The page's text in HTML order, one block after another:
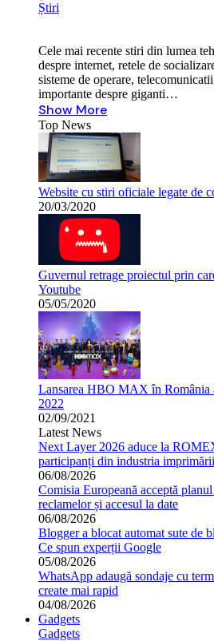
Știri
Cele mai recente stiri din lumea
despre internet, retele de
sisteme de operare,
importante despre giganti…
Show More
Top News
Website cu stiri oficiale legate de
20/03/2020
Guvernul retrage proiectul prin
Youtube
05/05/2020
Lansarea HBO MAX în România
2022
02/09/2021
Latest News
Next Layer 2026 aduce la
participanți din industria
06/08/2026
Comisia Europeană acceptă
reclamelor și accesul la date
06/08/2026
Blogger a blocat automat sute de
Ce spun experții Google
05/08/2026
WhatsApp adaugă sondaje cu
create mai rapid
04/08/2026
Gadgets
Gadgets